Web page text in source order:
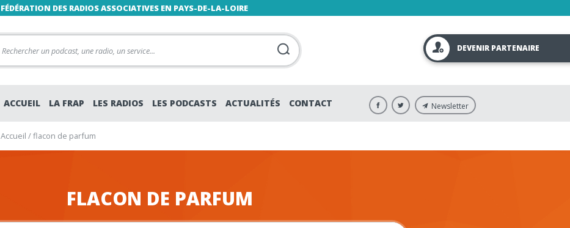
FÉDÉRATION DES RADIOS ASSOCIATIVES EN PAYS-DE-LA-LOIRE
DEVENIR PARTENAIRE
ACCUEIL LA FRAP LES RADIOS LES PODCASTS ACTUALITÉS CONTACT Newsletter
Accueil /flacon de parfum
FLACON DE PARFUM